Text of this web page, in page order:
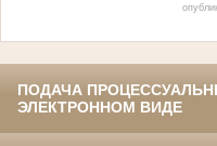
ПОДАЧА
ЭЛЕКТРОННОМ ВИДЕ